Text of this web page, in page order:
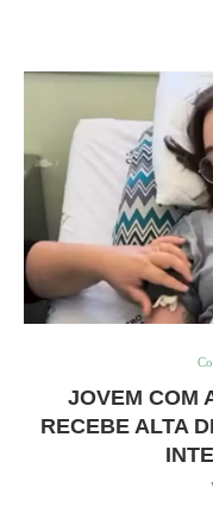
JOVEM COM
RECEBE ALTA